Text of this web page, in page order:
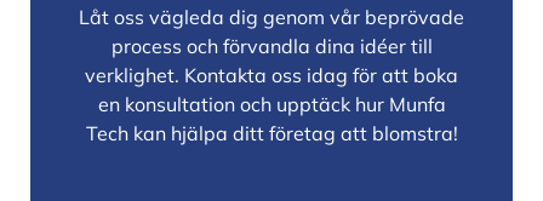
Låt oss vägleda dig genom vår beprövade
process och förvandla dina idéer till
verklighet. Kontakta oss idag för att boka
en konsultation och upptäck hur Munfa
Tech kan hjälpa ditt företag att blomstra!